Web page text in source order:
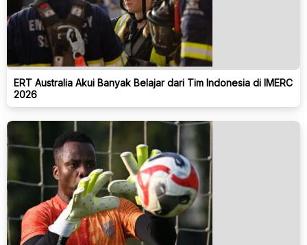
ERT Australia Akui Banyak Belajar dari Tim Indonesia di IMERC
2026